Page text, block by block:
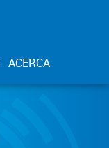
ACERCA